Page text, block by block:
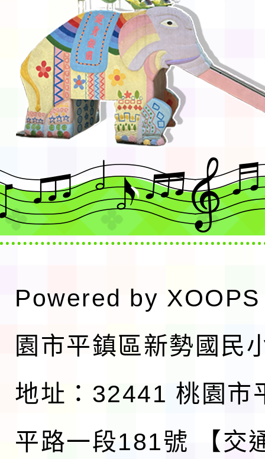
Powered by XOOPS
園市平鎮區新勢國民
地址：32441 桃園市
平路一段181號
【交